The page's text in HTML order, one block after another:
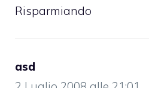
Risparmiando
asd